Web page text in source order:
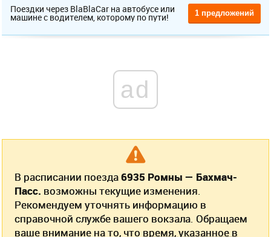
Поездки через BlaBlaCar на автобусе или
машине с водителем, которому по пути! 1 предложений
ad
В расписании поезда6935 Ромны — Бахмач-
Пасс. возможны текущие изменения.
Рекомендуем уточнять информацию в
справочной службе вашего вокзала. Обращаем
ваше внимание на то, что время, указанное в